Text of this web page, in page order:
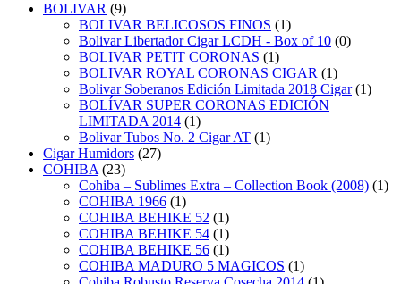
BOLIVAR (9)
BOLIVAR BELICOSOS FINOS (1)
Bolivar Libertador Cigar LCDH - Box of 10 (0)
BOLIVAR PETIT CORONAS (1)
BOLIVAR ROYAL CORONAS CIGAR (1)
Bolivar Soberanos Edición Limitada 2018 Cigar (1)
BOLÍVAR SUPER CORONAS EDICIÓN
LIMITADA 2014 (1)
Bolivar Tubos No. 2 Cigar AT (1)
Cigar Humidors (27)
COHIBA (23)
Cohiba – Sublimes Extra – Collection Book (2008) (1)
COHIBA 1966 (1)
COHIBA BEHIKE 52 (1)
COHIBA BEHIKE 54 (1)
COHIBA BEHIKE 56 (1)
COHIBA MADURO 5 MAGICOS (1)